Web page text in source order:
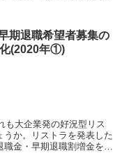
期退職希望者募集の
(2020年①)
も大企業発の好況型リス
うか。リストラを発表した
金・早期退職割増金を調